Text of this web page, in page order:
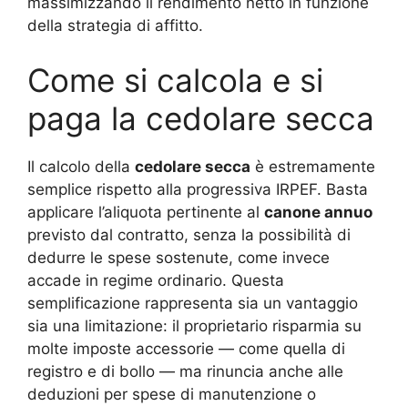
della strategia di affitto.
Come si calcola e si
paga la cedolare secca
Il calcolo della cedolare secca è estremamente
semplice rispetto alla progressiva IRPEF. Basta
applicare l’aliquota pertinente al canone annuo
previsto dal contratto, senza la possibilità di
dedurre le spese sostenute, come invece
accade in regime ordinario. Questa
semplificazione rappresenta sia un vantaggio
sia una limitazione: il proprietario risparmia su
molte imposte accessorie — come quella di
registro e di bollo — ma rinuncia anche alle
deduzioni per spese di manutenzione o